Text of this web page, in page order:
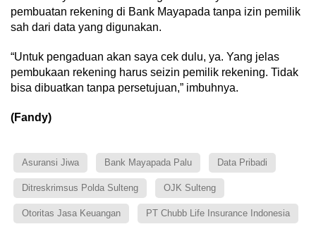
pembuatan rekening di Bank Mayapada tanpa izin pemilik
sah dari data yang digunakan.
“Untuk pengaduan akan saya cek dulu, ya. Yang jelas
pembukaan rekening harus seizin pemilik rekening. Tidak
bisa dibuatkan tanpa persetujuan,” imbuhnya.
(Fandy)
Asuransi Jiwa Bank Mayapada Palu Data Pribadi
Ditreskrimsus Polda Sulteng OJK Sulteng
Otoritas Jasa Keuangan PT Chubb Life Insurance Indonesia